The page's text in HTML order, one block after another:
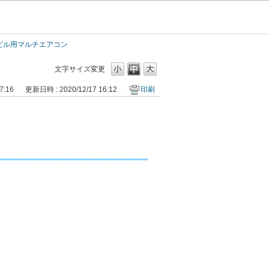
ル用マルチエアコン
文字サイズ変更
更新日時 : 2020/12/17 16:12 印刷